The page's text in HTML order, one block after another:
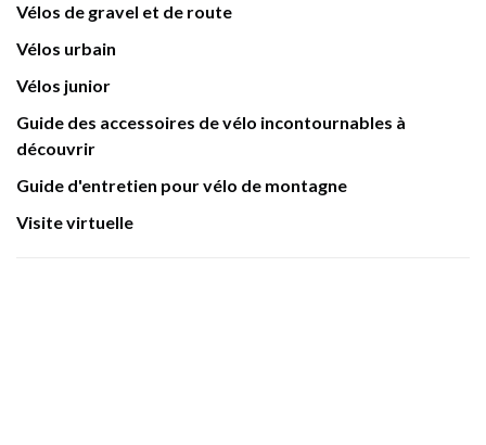
Vélos de gravel et de route
Vélos urbain
Vélos junior
Guide des accessoires de vélo incontournables à
découvrir
Guide d'entretien pour vélo de montagne
Visite virtuelle